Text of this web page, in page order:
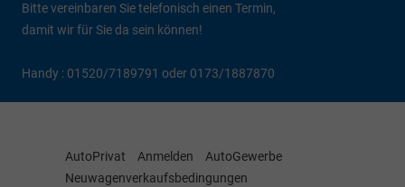
Bitte vereinbaren Sie telefonisch einen Termin,
damit wir für Sie da sein können!
Handy : 01520/7189791 oder 0173/1887870
AutoPrivat Anmelden
AutoGewerbe
Neuwagenverkaufsbedingungen